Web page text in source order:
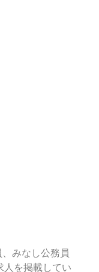
みなし公務員
人を掲載してい